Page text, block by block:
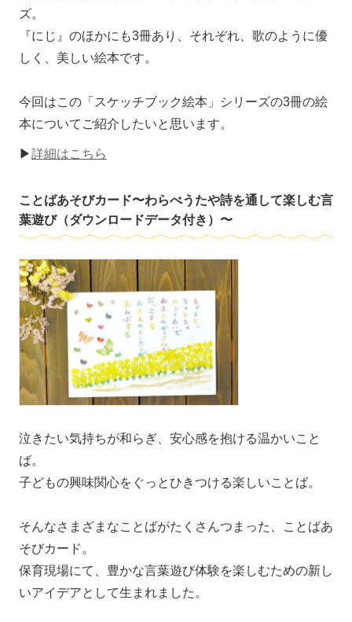
ズ。
『にじ』のほかにも3冊あり、それぞれ、歌のように優
しく、美しい絵本です。
今回はこの「スケッチブック絵本」シリーズの3冊の絵
本についてご紹介したいと思います。
▶詳細はこちら
ことばあそびカード〜わらべうたや詩を通して楽しむ言
葉遊び（ダウンロードデータ付き）〜
泣きたい気持ちが和らぎ、安心感を抱ける温かいこと
ば。
子どもの興味関心をぐっとひきつける楽しいことば。
そんなさまざまなことばがたくさんつまった、ことばあ
そびカード。
保育現場にて、豊かな言葉遊び体験を楽しむための新し
いアイデアとして生まれました。